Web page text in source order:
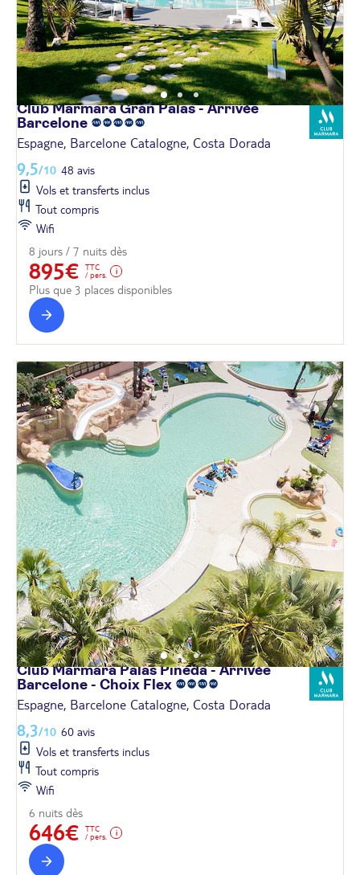
Club Marmara Gran Palas - Arrivée
Barcelone
Espagne, Barcelone Catalogne, Costa Dorada
9,5/10 48 avis
Vols et transferts inclus
Tout compris
Wifi
8 jours / 7 nuits dès
895€
TTC
/ pers.
Plus que 3 places disponibles
Club Marmara Palas Pineda - Arrivée
Barcelone - Choix Flex
Espagne, Barcelone Catalogne, Costa Dorada
8,3/10 60 avis
Vols et transferts inclus
Tout compris
Wifi
6 nuits dès
646€
TTC
/ pers.